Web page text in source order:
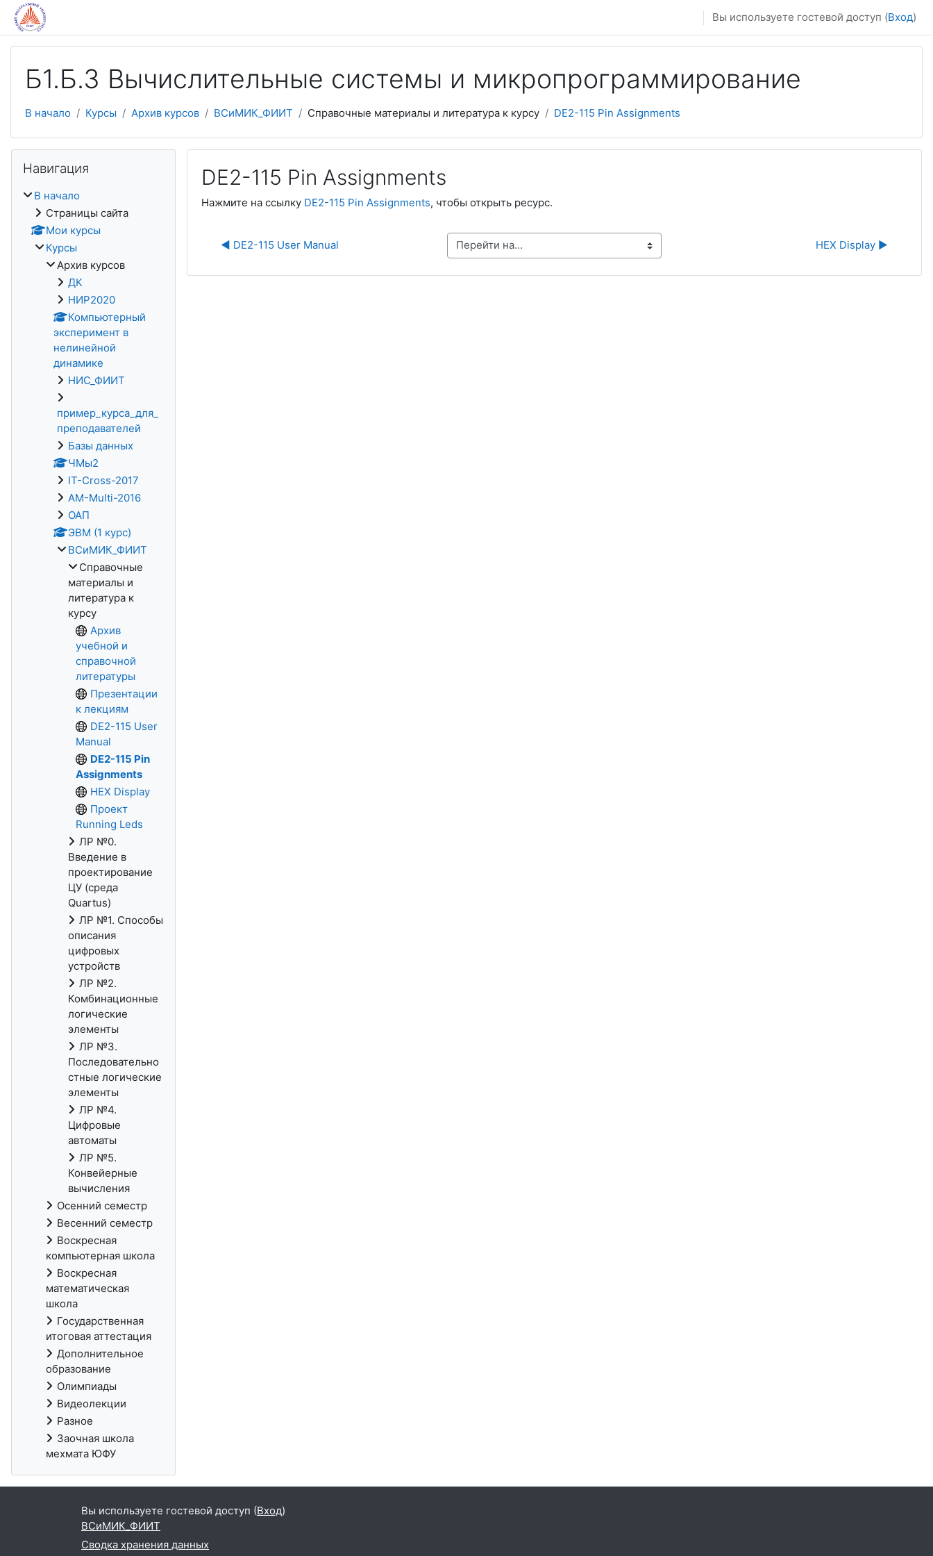
Перейти к основному содержанию
Вы используете гостевой доступ (Вход)
Б1.Б.3 Вычислительные системы и микропрограммирование
В начало Курсы Архив курсов ВСиМИК_ФИИТ Справочные материалы и литература к курсу DE2-115 Pin Assignments
DE2-115 Pin Assignments
Нажмите на ссылку DE2-115 Pin Assignments, чтобы открыть ресурс.
◀︎ DE2-115 User Manual Перейти на... HEX Display ▶︎
Навигация
В начало
Страницы сайта
Мои курсы
Курсы
Архив курсов
ДК
НИР2020
Компьютерный
эксперимент в
нелинейной
динамике
НИС_ФИИТ
пример_курса_для_
преподавателей
Базы данных
ЧМы2
IT-Cross-2017
AM-Multi-2016
ОАП
ЭВМ (1 курс)
ВСиМИК_ФИИТ
Справочные
материалы и
литература к
курсу
Архив
учебной и
справочной
литературы
Презентации
к лекциям
DE2-115 User
Manual
DE2-115 Pin
Assignments
HEX Display
Проект
Running Leds
ЛР №0.
Введение в
проектирование
ЦУ (среда
Quartus)
ЛР №1. Способы
описания
цифровых
устройств
ЛР №2.
Комбинационные
логические
элементы
ЛР №3.
Последовательно
стные логические
элементы
ЛР №4.
Цифровые
автоматы
ЛР №5.
Конвейерные
вычисления
Осенний семестр
Весенний семестр
Воскресная
компьютерная школа
Воскресная
математическая
школа
Государственная
итоговая аттестация
Дополнительное
образование
Олимпиады
Видеолекции
Разное
Заочная школа
мехмата ЮФУ
Вы используете гостевой доступ (Вход)
ВСиМИК_ФИИТ
Сводка хранения данных